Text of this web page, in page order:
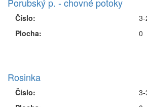
Porubský p. - chovné potoky
Číslo:
Plocha:
0
Rosinka
Číslo: